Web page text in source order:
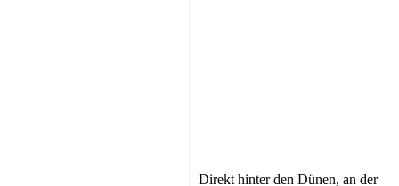
Direkt hinter den Dünen, an der